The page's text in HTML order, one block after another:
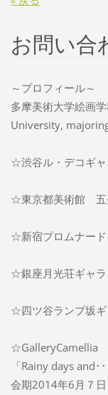
お問い合
～プロフィール～
多摩美術大学絵画
University,
☆渋谷ル・デコギ
☆東京都美術館
☆新宿プロムナー
☆銀座月光荘ギャ
☆四ツ谷ランプ坂
☆GalleryCamellia
「Rainy days and･･
会期2014年6月７